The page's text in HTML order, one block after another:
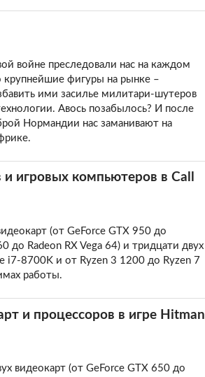
войне преследовали нас на каждом
крупнейшие фигуры на рынке –
ими засилье милитари-шутеров
Авось позабылось? И после
Нормандии нас заманивают на
игровых компьютеров в Call
(от GeForce GTX 950 до
до Radeon RX Vega 64) и тридцати двух
i7-8700K и от Ryzen 3 1200 до Ryzen 7
работы.
и процессоров в игре Hitman
видеокарт (от GeForce GTX 650 до